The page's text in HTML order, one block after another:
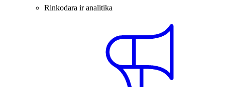
Rinkodara ir analitika